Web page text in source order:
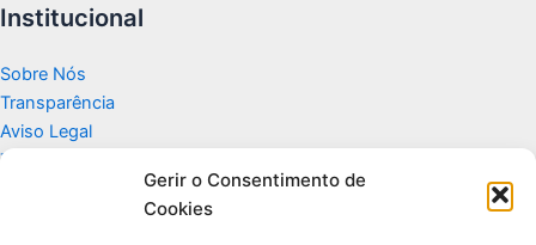
Gerir o Consentimento de
Cookies
Institucional
Sobre Nós
Transparência
Aviso Legal
Termos de Uso
Politicas de Privacidade e Cookies